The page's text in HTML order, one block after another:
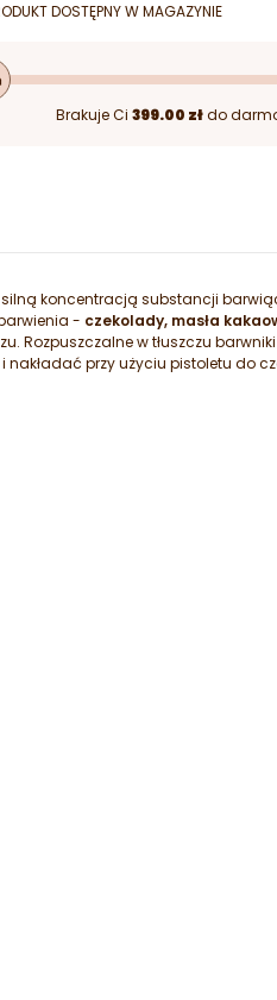
DOSTĘPNY W MAGAZYNIE
Brakuje Ci 399.00 złdo
koncentracją substancji
- czekolady, masła
Rozpuszczalne w tłuszczu
przy użyciu pistoletu do